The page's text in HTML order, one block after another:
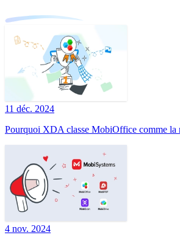
11 déc. 2024
Pourquoi XDA classe MobiOffice comme
4 nov. 2024